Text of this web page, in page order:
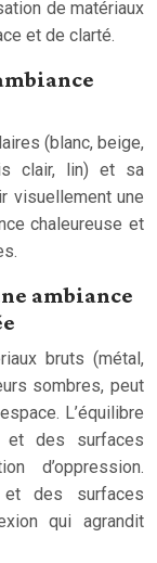
de matériaux
et de clarté.
(blanc, beige,
clair, lin) et sa
visuellement une
chaleureuse et
ambiance
bruts (métal,
sombres, peut
L’équilibre
des surfaces
d’oppression.
et des surfaces
qui agrandit